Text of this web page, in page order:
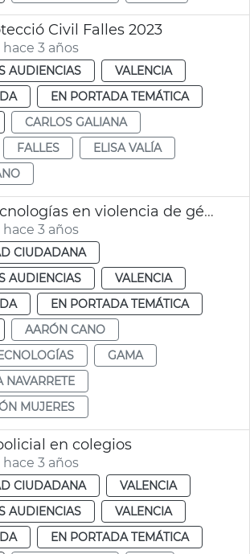
Civil Falles 2023
3 años
AUDIENCIAS
VALENCIA
EN PORTADA TEMÁTICA
CARLOS GALIANA
FALLES
ELISA VALÍA
Nuevas tecnologías en violencia de género
3 años
CIUDADANA
AUDIENCIAS
VALENCIA
EN PORTADA TEMÁTICA
AARÓN CANO
GAMA
NAVARRETE
MUJERES
en colegios
3 años
CIUDADANA
VALENCIA
AUDIENCIAS
VALENCIA
EN PORTADA TEMÁTICA